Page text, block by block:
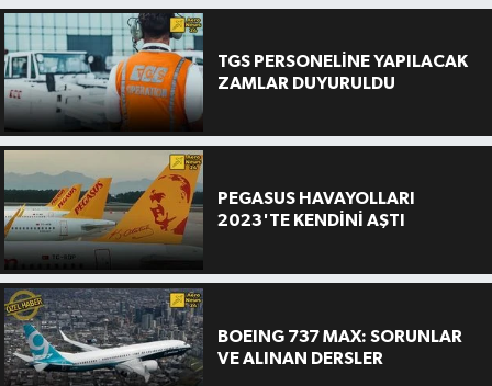
TGS PERSONELİNE YAPILACAK
ZAMLAR DUYURULDU
PEGASUS HAVAYOLLARI
2023'TE KENDİNİ AŞTI
BOEING 737 MAX: SORUNLAR
VE ALINAN DERSLER